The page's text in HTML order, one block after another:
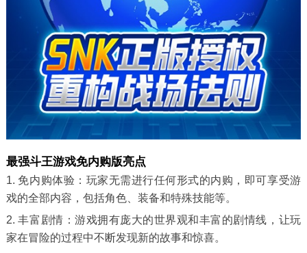
最强斗王游戏免内购版亮点
1. 免内购体验：玩家无需进行任何形式的内购，即可享受游
戏的全部内容，包括角色、装备和特殊技能等。
2. 丰富剧情：游戏拥有庞大的世界观和丰富的剧情线，让玩
家在冒险的过程中不断发现新的故事和惊喜。